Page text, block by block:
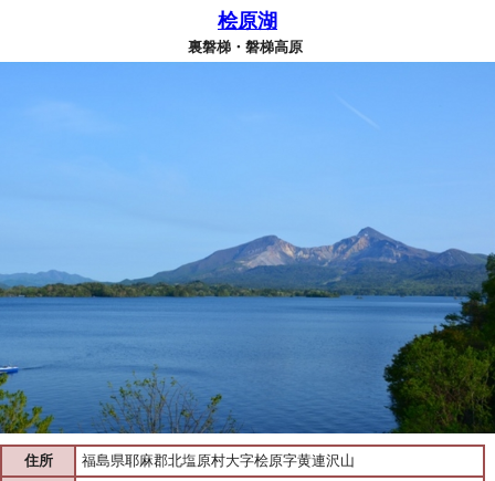
桧原湖
裏磐梯・磐梯高原
住所 福島県耶麻郡北塩原村大字桧原字黄連沢山